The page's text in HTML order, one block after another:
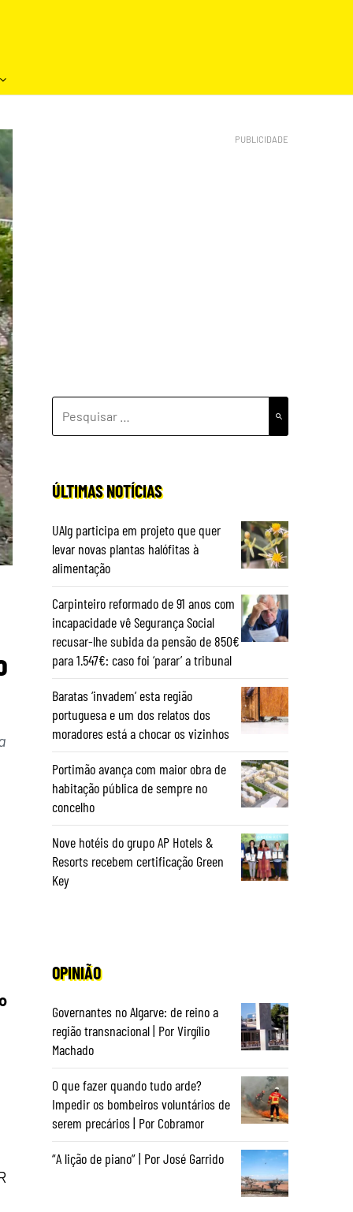
POR:
ÚLTIMAS NOTÍCIAS
UAlg participa em projeto que quer
levar novas plantas halófitas à
alimentação
Carpinteiro reformado de 91 anos com
incapacidade vê Segurança Social
recusar-lhe subida da pensão de 850€
para 1.547€: caso foi ‘parar’ a tribunal
Baratas ‘invadem’ esta região
portuguesa e um dos relatos dos
moradores está a chocar os vizinhos
Portimão avança com maior obra de
habitação pública de sempre no
concelho
Nove hotéis do grupo AP Hotels &
Resorts recebem certificação Green
Key
OPINIÃO
Governantes no Algarve: de reino a
região transnacional | Por Virgílio
Machado
O que fazer quando tudo arde?
Impedir os bombeiros voluntários de
serem precários | Por Cobramor
“A lição de piano” | Por José Garrido